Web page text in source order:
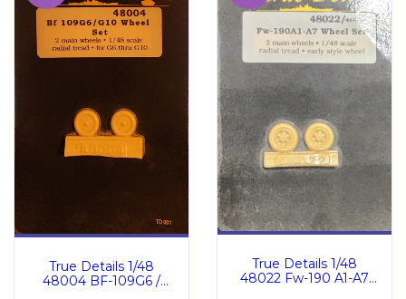
True Details 1/48
48004 BF-109G6 /
True Details 1/48
48022 Fw-190 A1-A7